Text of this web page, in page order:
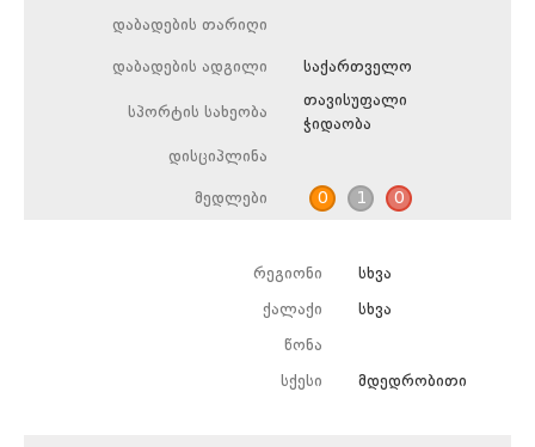
დაბადების თარიღი
დაბადების ადგილი საქართველო
სპორტის სახეობა
თავისუფალი
ჭიდაობა
დისციპლინა
მედლები 0 1 0
რეგიონი სხვა
ქალაქი სხვა
წონა
სქესი მდედრობითი